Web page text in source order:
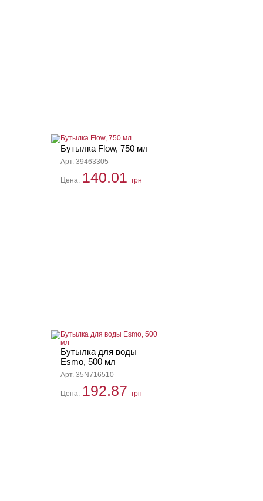
Бутылка Flow, 750 мл
Арт. 39463305
Цена: 140.01 грн
Бутылка для воды
Esmo, 500 мл
Арт. 35N716510
Цена: 192.87 грн